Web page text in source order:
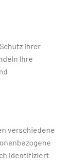
Ihrer
Ihre
verschiedene
identifiziert